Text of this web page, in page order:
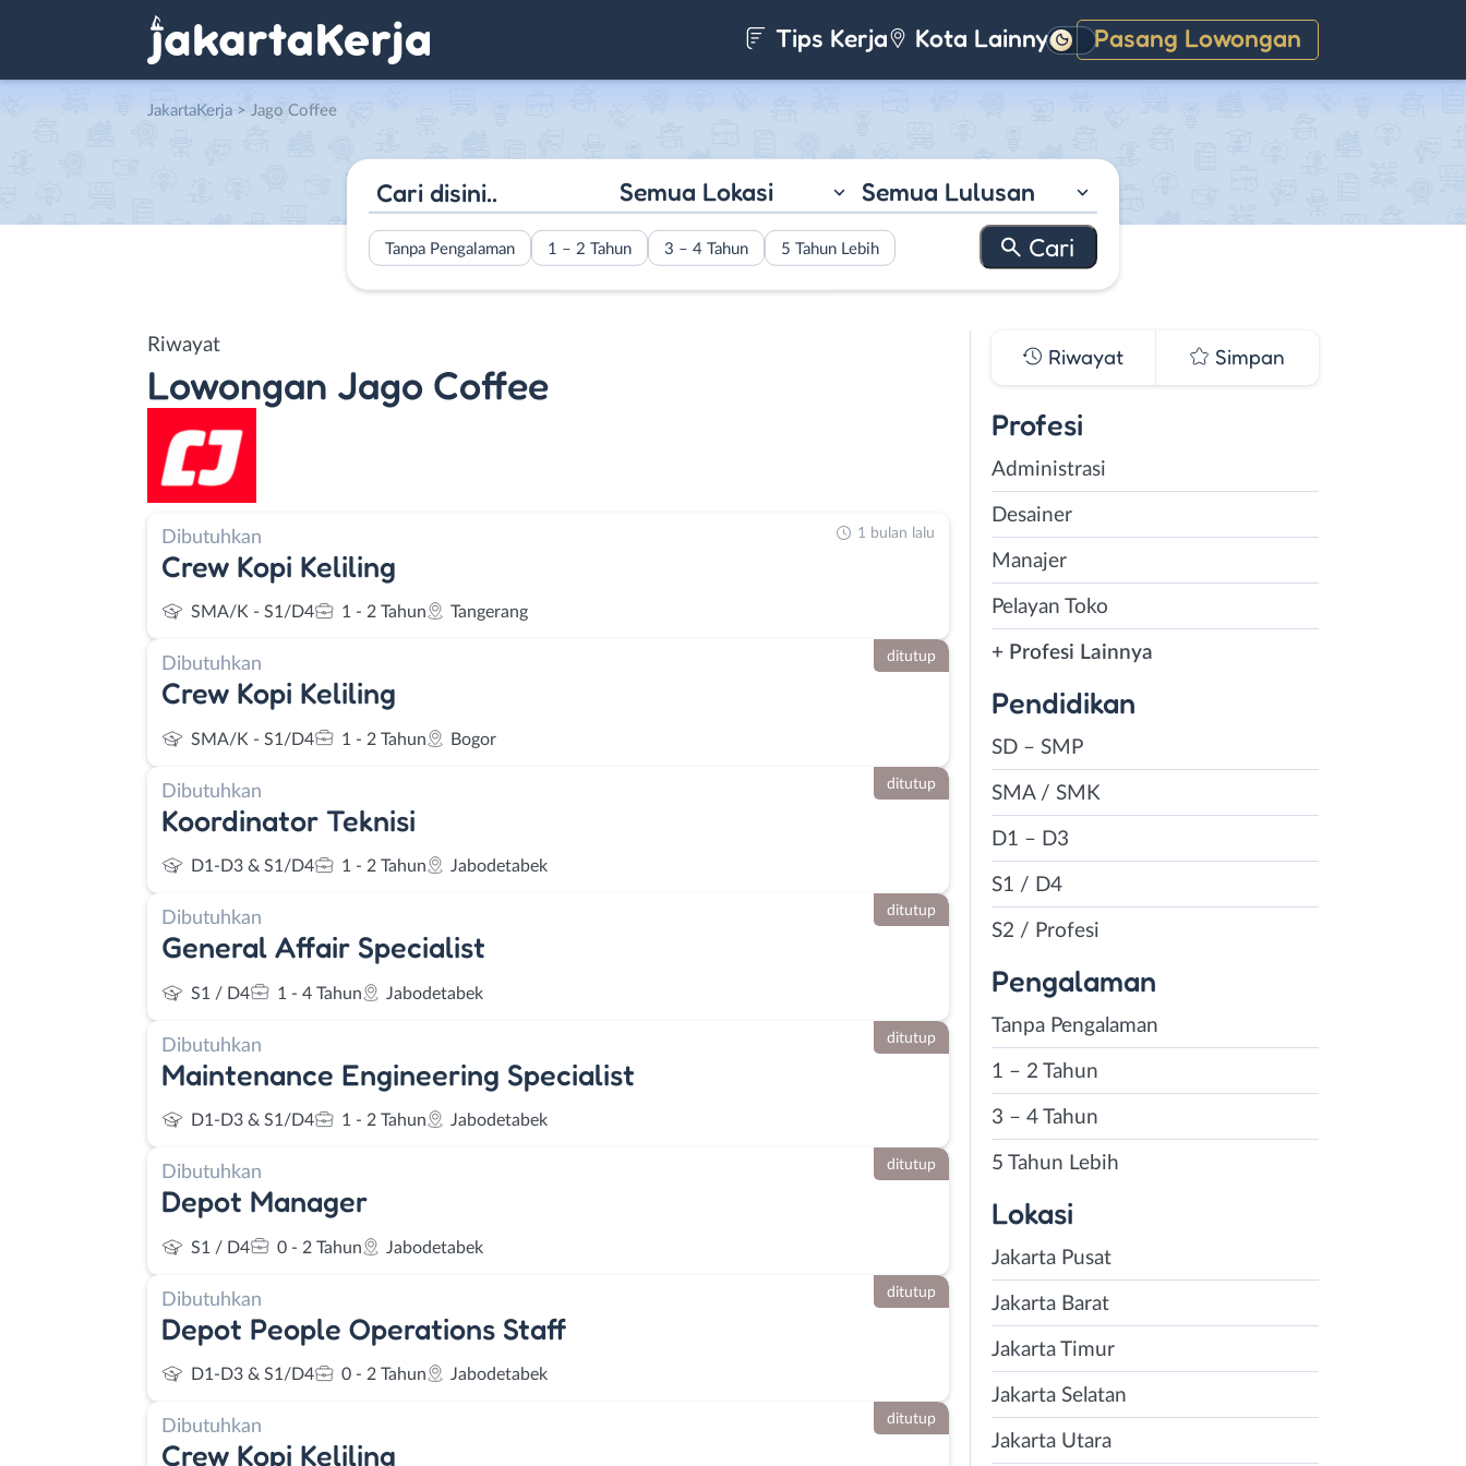
Tips Kerja Kota Lainnya Pasang Lowongan
Gelap
JakartaKerja > Jago Coffee
Semua Lokasi Semua Lulusan
Tanpa Pengalaman 1 – 2 Tahun 3 – 4 Tahun 5 Tahun Lebih
Riwayat
Lowongan Jago Coffee
Dibutuhkan
Crew Kopi Keliling
SMA/K - S1/D4 1 - 2 Tahun Tangerang
1 bulan lalu
Dibutuhkan
Crew Kopi Keliling
SMA/K - S1/D4 1 - 2 Tahun Bogor
ditutup
Dibutuhkan
Koordinator Teknisi
D1-D3 & S1/D4 1 - 2 Tahun Jabodetabek
ditutup
Dibutuhkan
General Affair Specialist
S1 / D4 1 - 4 Tahun Jabodetabek
ditutup
Dibutuhkan
Maintenance Engineering Specialist
D1-D3 & S1/D4 1 - 2 Tahun Jabodetabek
ditutup
Dibutuhkan
Depot Manager
S1 / D4 0 - 2 Tahun Jabodetabek
ditutup
Dibutuhkan
Depot People Operations Staff
D1-D3 & S1/D4 0 - 2 Tahun Jabodetabek
ditutup
Dibutuhkan
Crew Kopi Keliling
ditutup
Riwayat Simpan
Profesi
Administrasi
Desainer
Manajer
Pelayan Toko
+ Profesi Lainnya
Pendidikan
SD – SMP
SMA / SMK
D1 – D3
S1 / D4
S2 / Profesi
Pengalaman
Tanpa Pengalaman
1 – 2 Tahun
3 – 4 Tahun
5 Tahun Lebih
Lokasi
Jakarta Pusat
Jakarta Barat
Jakarta Timur
Jakarta Selatan
Jakarta Utara